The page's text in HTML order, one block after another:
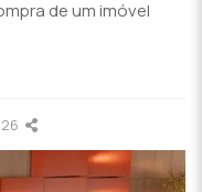
de um imóvel